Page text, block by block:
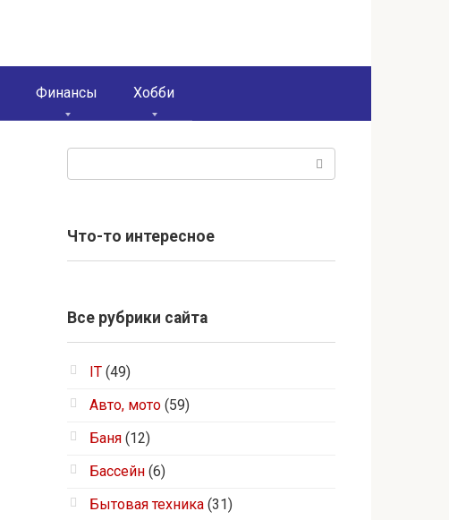
Финансы Хобби
Что-то интересное
Все рубрики сайта
IT (49)
Авто, мото (59)
Баня (12)
Бассейн (6)
Бытовая техника (31)